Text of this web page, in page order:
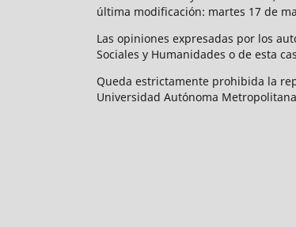
última modificación: martes 17 de
Las opiniones expresadas por los
Sociales y Humanidades o de esta
Queda estrictamente prohibida la
Universidad Autónoma